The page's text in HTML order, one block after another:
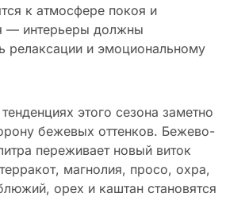
к атмосфере покоя и
— интерьеры должны
релаксации и эмоциональному
этого сезона заметно
бежевых оттенков. Бежево-
переживает новый виток
магнолия, просо, охра,
орех и каштан становятся